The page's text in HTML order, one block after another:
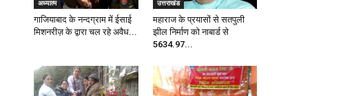
अध्यात्म
गाजियाबाद के नन्दग्राम में ईसाई
मिशनरीज़ के द्वारा चल रहे अवैध...
उत्तराखंड
महाराज के प्रयासों से सतपुली
झील निर्माण को नाबार्ड से
5634.97...